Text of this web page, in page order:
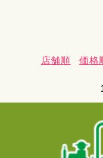
店舗順 価格